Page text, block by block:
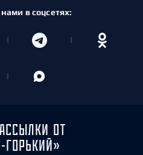
в соцсетях:
ОТ
ГОРЬКИЙ»